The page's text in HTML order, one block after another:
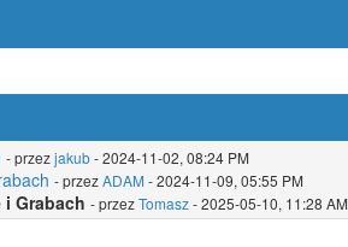
- przezjakub- 2024-11-02, 08:24 PM
- przezADAM - 2024-11-09, 05:55 PM
Grabach - przezTomasz- 2025-05-10, 11:28 AM